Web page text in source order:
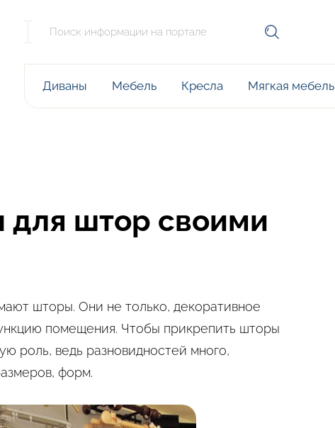
Диваны Мебель Кресла Мягкая мебель
штор своими
шторы. Они не только, декоративное
помещения. Чтобы прикрепить шторы
роль, ведь разновидностей много,
форм.